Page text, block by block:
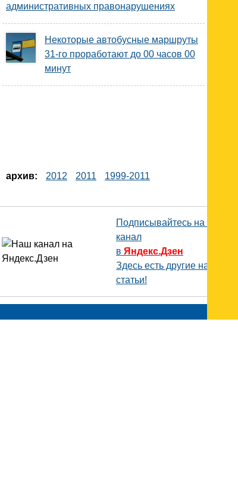
административных правонарушениях
Некоторые автобусные маршруты
31-го проработают до 00 часов 00
минут
архив: 2012 2011 1999-2011
Подписывайтесь на наш
канал
в Яндекс.Дзен
Здесь есть другие наши
статьи!